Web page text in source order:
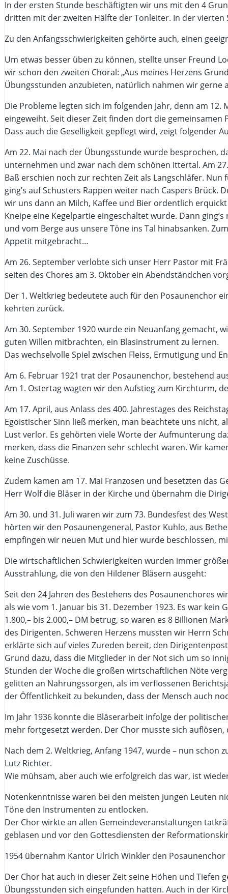
In der ersten Stunde beschäftigten wir uns mit den 4
dritten mit der zweiten Hälfte der Tonleiter. In der
Zu den Anfangsschwierigkeiten gehörte auch, einen
Um etwas besser üben zu können, stellte unser Freund
wir schon den zweiten Choral: „Aus meines Herzens
Übungsstunden anzubieten, natürlich nahmen wir
Die Probleme legten sich im folgenden Jahr, denn am
eingeweiht. Seit dieser Zeit finden dort die gemeinsamen
Dass auch die Geselligkeit gepflegt wird, zeigt folgender
Am 22. Mai nach der Übungsstunde wurde besprochen,
unternehmen und zwar nach dem schönen Ittertal. Am
Baß erschien noch zur rechten Zeit als Langschläfer.
ging’s auf Schusters Rappen weiter nach Caspers
wir uns dann an Milch, Kaffee und Bier ordentlich
Kneipe eine Kegelpartie eingeschaltet wurde. Dann
und vom Berge aus unsere Töne ins Tal hinabsanken.
Appetit mitgebracht…
Am 26. September verlobte sich unser Herr Pastor mit
seiten des Chores am 3. Oktober ein Abendständchen
Der 1. Weltkrieg bedeutete auch für den Posaunenchor
kehrten zurück.
Am 30. September 1920 wurde ein Neuanfang gemacht,
guten Willen mitbrachten, ein Blasinstrument zu lernen.
Das wechselvolle Spiel zwischen Fleiss, Ermutigung und
Am 6. Februar 1921 trat der Posaunenchor, bestehend
Am 1. Ostertag wagten wir den Aufstieg zum Kirchturm,
Am 17. April, aus Anlass des 400. Jahrestages des
Egoistischer Sinn ließ merken, man beachtete uns nicht,
Lust verlor. Es gehörten viele Worte der Aufmunterung
merken, dass die Finanzen sehr schlecht waren. Wir
keine Zuschüsse.
Zudem kamen am 17. Mai Franzosen und besetzten das
Herr Wolf die Bläser in der Kirche und übernahm die
Am 30. und 31. Juli waren wir zum 73. Bundesfest des
hörten wir den Posaunengeneral, Pastor Kuhlo, aus
empfingen wir neuen Mut und hier wurde beschlossen,
Die wirtschaftlichen Schwierigkeiten wurden immer
Ausstrahlung, die von den Hildener Bläsern ausgeht:
Seit den 24 Jahren des Bestehens des Posaunenchores
als wie vom 1. Januar bis 31. Dezember 1923. Es war
1.800,– bis 2.000,– DM betrug, so waren es 8 Billionen
des Dirigenten. Schweren Herzens mussten wir Herrn
erklärte sich auf vieles Zureden bereit, den
Grund dazu, dass die Mitglieder in der Not sich um so
Stunden der Woche die großen wirtschaftlichen Nöte
gelitten an Nahrungssorgen, als im verflossenen
der Öffentlichkeit zu bekunden, dass der Mensch auch
Im Jahr 1936 konnte die Bläserarbeit infolge der
mehr fortgesetzt werden. Der Chor musste sich
Nach dem 2. Weltkrieg, Anfang 1947, wurde – nun schon
Lutz Richter.
Wie mühsam, aber auch wie erfolgreich das war, ist
Notenkenntnisse waren bei den meisten jungen Leuten
Töne den Instrumenten zu entlocken.
Der Chor wirkte an allen Gemeindeveranstaltungen
geblasen und vor den Gottesdiensten der
1954 übernahm Kantor Ulrich Winkler den
Der Chor hat auch in dieser Zeit seine Höhen und Tiefen
Übungsstunden sich eingefunden hatten. Auch in der